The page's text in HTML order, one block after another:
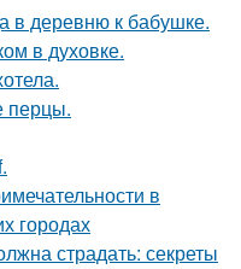
в деревню к бабушке.
в духовке.
перцы.
в
городах
страдать: секреты